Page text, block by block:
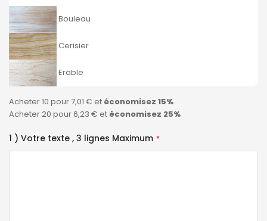
Bouleau
Cerisier
Erable
Acheter 10 pour7,01 € et économisez 15%
Acheter 20 pour6,23 € et économisez 25%
1 ) Votre texte , 3 lignes Maximum